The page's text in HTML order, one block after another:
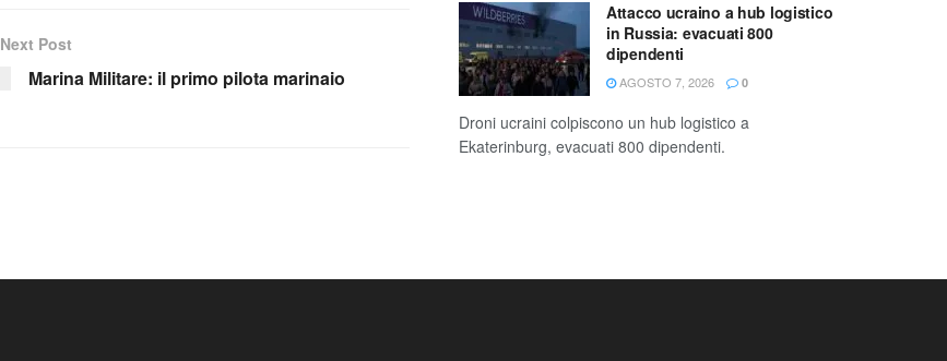
Next Post
Marina Militare: il primo pilota marinaio
Attacco ucraino a hub logistico
in Russia: evacuati 800
dipendenti
AGOSTO 7, 2026 0
Droni ucraini colpiscono un hub logistico a
Ekaterinburg, evacuati 800 dipendenti.